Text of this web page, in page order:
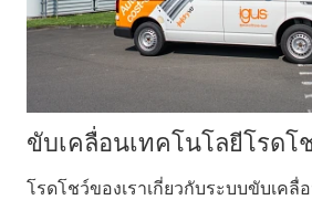
ขับเคลื่อนเทคโนโลยีโรดโ
โรดโชว์ของเราเกี่ยวกับระบบขับเค